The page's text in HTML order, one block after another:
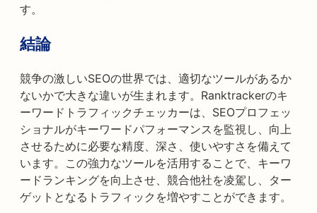
す。
結論
競争の激しいSEOの世界では、適切なツールがあるか
ないかで大きな違いが生まれます。Ranktrackerのキ
ーワードトラフィックチェッカーは、SEOプロフェッ
ショナルがキーワードパフォーマンスを監視し、向上
させるために必要な精度、深さ、使いやすさを備えて
います。この強力なツールを活用することで、キーワ
ードランキングを向上させ、競合他社を凌駕し、ター
ゲットとなるトラフィックを増やすことができます。